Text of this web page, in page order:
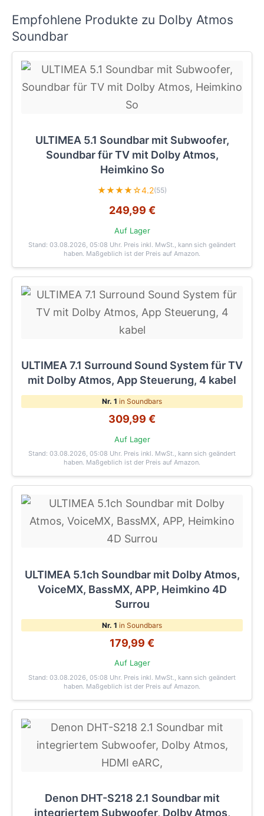
Empfohlene Produkte zu Dolby Atmos
Soundbar
ULTIMEA 5.1 Soundbar mit Subwoofer,
Soundbar für TV mit Dolby Atmos,
Heimkino So
★★★★☆4.2(55)
249,99 €
Auf Lager
Stand: 03.08.2026, 05:08 Uhr. Preis inkl. MwSt., kann sich geändert
haben. Maßgeblich ist der Preis auf Amazon.
ULTIMEA 7.1 Surround Sound System für TV
mit Dolby Atmos, App Steuerung, 4 kabel
Nr. 1 in Soundbars
309,99 €
Auf Lager
Stand: 03.08.2026, 05:08 Uhr. Preis inkl. MwSt., kann sich geändert
haben. Maßgeblich ist der Preis auf Amazon.
ULTIMEA 5.1ch Soundbar mit Dolby Atmos,
VoiceMX, BassMX, APP, Heimkino 4D
Surrou
Nr. 1 in Soundbars
179,99 €
Auf Lager
Stand: 03.08.2026, 05:08 Uhr. Preis inkl. MwSt., kann sich geändert
haben. Maßgeblich ist der Preis auf Amazon.
Denon DHT-S218 2.1 Soundbar mit
integriertem Subwoofer, Dolby Atmos,